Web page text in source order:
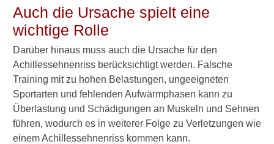
Auch die Ursache spielt eine
wichtige Rolle
Darüber hinaus muss auch die Ursache für den
Achillessehnenriss berücksichtigt werden. Falsche
Training mit zu hohen Belastungen, ungeeigneten
Sportarten und fehlenden Aufwärmphasen kann zu
Überlastung und Schädigungen an Muskeln und Sehnen
führen, wodurch es in weiterer Folge zu Verletzungen wie
einem Achillessehnenriss kommen kann.
Konservative Behandlung
Dauer der Schiene
OP
Nach der OP
Krankschreibung bei
Achillessehnenriss